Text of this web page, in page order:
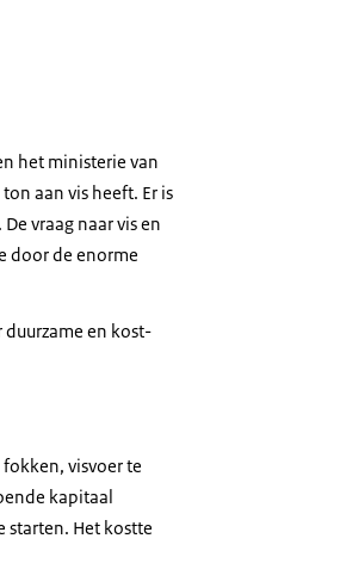
het ministerie van
aan vis heeft. Er is
vraag naar vis en
door de enorme
en kost-
visvoer te
kapitaal
starten. Het kostte